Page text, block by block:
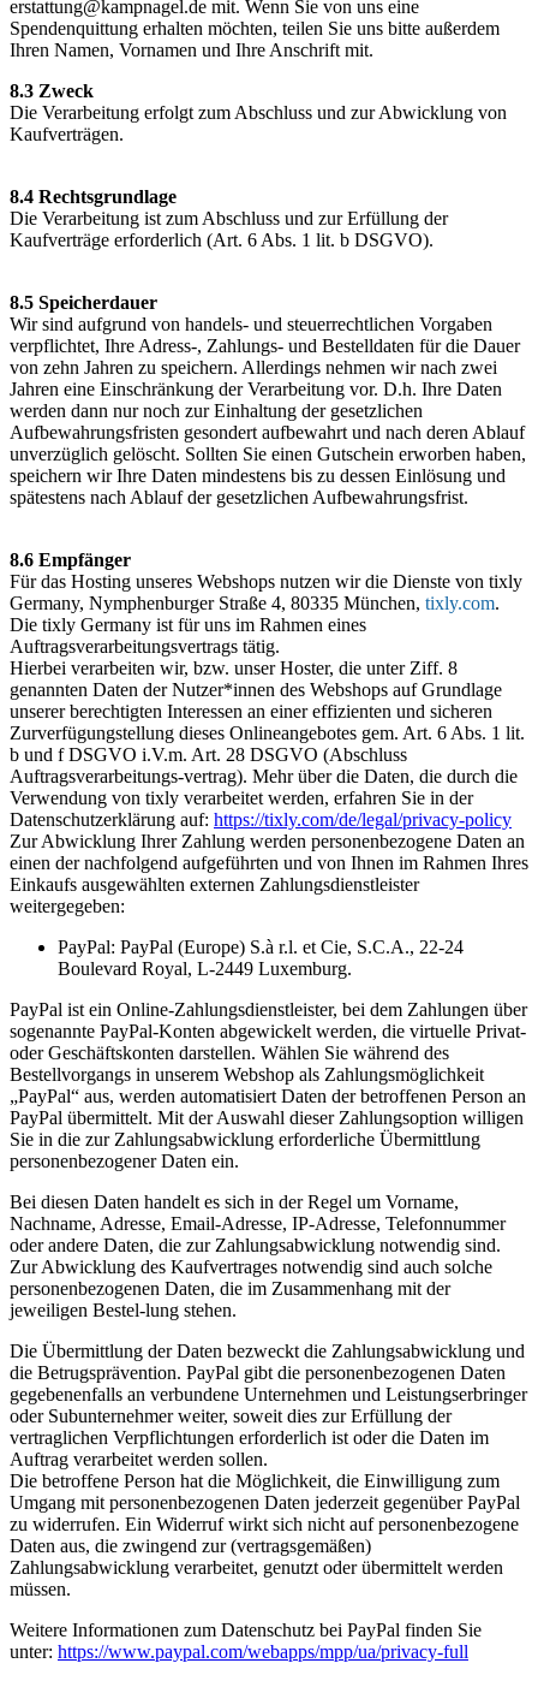
erstattung@kampnagel.de mit. Wenn Sie von uns eine
Spendenquittung erhalten möchten, teilen Sie uns bitte außerdem
Ihren Namen, Vornamen und Ihre Anschrift mit.
8.3 Zweck
Die Verarbeitung erfolgt zum Abschluss und zur Abwicklung von
Kaufverträgen.
8.4 Rechtsgrundlage
Die Verarbeitung ist zum Abschluss und zur Erfüllung der
Kaufverträge erforderlich (Art. 6 Abs. 1 lit. b DSGVO).
8.5 Speicherdauer
Wir sind aufgrund von handels- und steuerrechtlichen Vorgaben
verpflichtet, Ihre Adress-, Zahlungs- und Bestelldaten für die Dauer
von zehn Jahren zu speichern. Allerdings nehmen wir nach zwei
Jahren eine Einschränkung der Verarbeitung vor. D.h. Ihre Daten
werden dann nur noch zur Einhaltung der gesetzlichen
Aufbewahrungsfristen gesondert aufbewahrt und nach deren Ablauf
unverzüglich gelöscht. Sollten Sie einen Gutschein erworben haben,
speichern wir Ihre Daten mindestens bis zu dessen Einlösung und
spätestens nach Ablauf der gesetzlichen Aufbewahrungsfrist.
8.6 Empfänger
Für das Hosting unseres Webshops nutzen wir die Dienste von tixly
Germany, Nymphenburger Straße 4, 80335 München, tixly.com.
Die tixly Germany ist für uns im Rahmen eines
Auftragsverarbeitungsvertrags tätig.
Hierbei verarbeiten wir, bzw. unser Hoster, die unter Ziff. 8
genannten Daten der Nutzer*innen des Webshops auf Grundlage
unserer berechtigten Interessen an einer effizienten und sicheren
Zurverfügungstellung dieses Onlineangebotes gem. Art. 6 Abs. 1 lit.
b und f DSGVO i.V.m. Art. 28 DSGVO (Abschluss
Auftragsverarbeitungs-vertrag). Mehr über die Daten, die durch die
Verwendung von tixly verarbeitet werden, erfahren Sie in der
Datenschutzerklärung auf: https://tixly.com/de/legal/privacy-policy
Zur Abwicklung Ihrer Zahlung werden personenbezogene Daten an
einen der nachfolgend aufgeführten und von Ihnen im Rahmen Ihres
Einkaufs ausgewählten externen Zahlungsdienstleister
weitergegeben:
PayPal: PayPal (Europe) S.à r.l. et Cie, S.C.A., 22-24
Boulevard Royal, L-2449 Luxemburg.
PayPal ist ein Online-Zahlungsdienstleister, bei dem Zahlungen über
sogenannte PayPal-Konten abgewickelt werden, die virtuelle Privat-
oder Geschäftskonten darstellen. Wählen Sie während des
Bestellvorgangs in unserem Webshop als Zahlungsmöglichkeit
„PayPal“ aus, werden automatisiert Daten der betroffenen Person an
PayPal übermittelt. Mit der Auswahl dieser Zahlungsoption willigen
Sie in die zur Zahlungsabwicklung erforderliche Übermittlung
personenbezogener Daten ein.
Bei diesen Daten handelt es sich in der Regel um Vorname,
Nachname, Adresse, Email-Adresse, IP-Adresse, Telefonnummer
oder andere Daten, die zur Zahlungsabwicklung notwendig sind.
Zur Abwicklung des Kaufvertrages notwendig sind auch solche
personenbezogenen Daten, die im Zusammenhang mit der
jeweiligen Bestel-lung stehen.
Die Übermittlung der Daten bezweckt die Zahlungsabwicklung und
die Betrugsprävention. PayPal gibt die personenbezogenen Daten
gegebenenfalls an verbundene Unternehmen und Leistungserbringer
oder Subunternehmer weiter, soweit dies zur Erfüllung der
vertraglichen Verpflichtungen erforderlich ist oder die Daten im
Auftrag verarbeitet werden sollen.
Die betroffene Person hat die Möglichkeit, die Einwilligung zum
Umgang mit personenbezogenen Daten jederzeit gegenüber PayPal
zu widerrufen. Ein Widerruf wirkt sich nicht auf personenbezogene
Daten aus, die zwingend zur (vertragsgemäßen)
Zahlungsabwicklung verarbeitet, genutzt oder übermittelt werden
müssen.
Weitere Informationen zum Datenschutz bei PayPal finden Sie
unter: https://www.paypal.com/webapps/mpp/ua/privacy-full